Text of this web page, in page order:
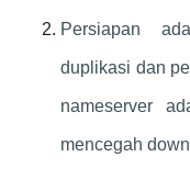
Persiapan
duplikasi dan
nameserver
mencegah